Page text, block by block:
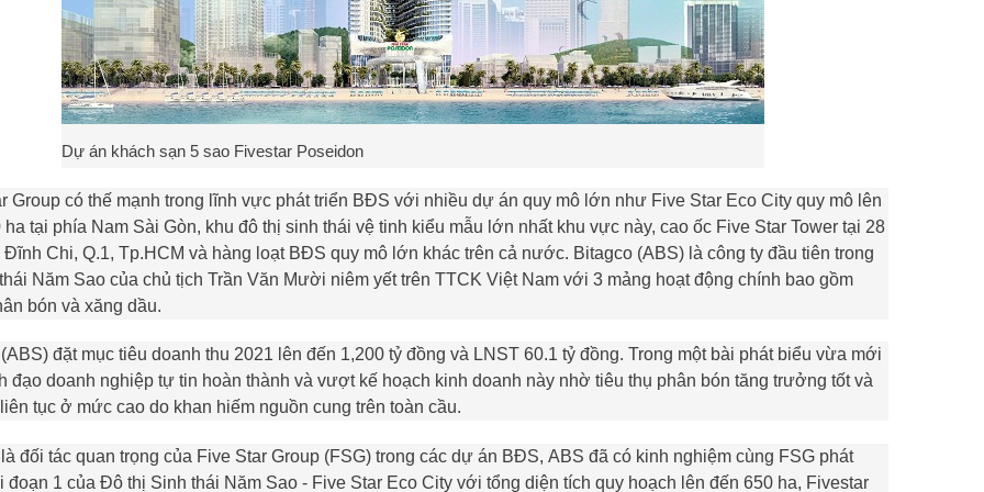
Dự án khách sạn 5 sao Fivestar Poseidon
Group có thế mạnh trong lĩnh vực phát triển BĐS với nhiều dự án quy mô lớn như Five Star Eco City quy mô lên
ha tại phía Nam Sài Gòn, khu đô thị sinh thái vệ tinh kiểu mẫu lớn nhất khu vực này, cao ốc Five Star Tower tại 28
Đĩnh Chi, Q.1,Tp.HCM và hàng loạt BĐS quy mô lớn khác trên cả nước. Bitagco (ABS) là công ty đầu tiên trong
Năm Sao của chủ tịch Trần Văn Mười niêm yết trên TTCK Việt Nam với 3 mảng hoạt động chính bao gồm
bón và xăng dầu.
ABS) đặt mục tiêu doanh thu 2021 lên đến 1,200 tỷ đồng và LNST 60.1 tỷ đồng. Trong một bài phát biểu vừa mới
đạo doanh nghiệp tự tin hoàn thành và vượt kế hoạch kinh doanh này nhờ tiêu thụ phân bón tăng trưởng tốt và
tục ở mức cao do khan hiếm nguồn cung trên toàn cầu.
đối tác quan trọng của Five Star Group (FSG) trong các dự án BĐS,ABS đã có kinh nghiệm cùng FSG phát
đoạn 1 của Đô thị Sinh thái Năm Sao - Five Star Eco City với tổng diện tích quy hoạch lên đến 650 ha, Fivestar